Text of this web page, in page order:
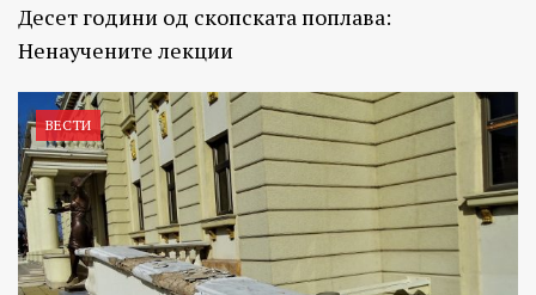
Десет години од скопската поплава:
Ненаучените лекции
ВЕСТИ